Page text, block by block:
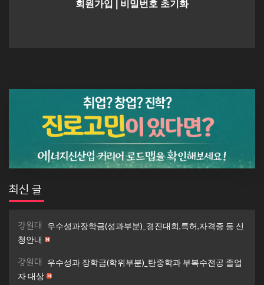
회원가입 비밀번호 초기화
최신 글
강원대
우수성과장학금(성과부분)_경진대회,특허,자격증 등 신
청안내
강원대
우수성과 장학금(학위부분)_탄중학과 부복수전공 졸업
자 대상